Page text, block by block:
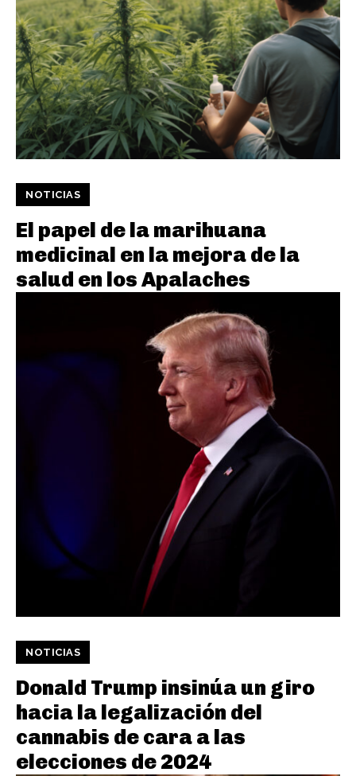
NOTICIAS
El papel de la marihuana
medicinal en la mejora de la
salud en los Apalaches
NOTICIAS
Donald Trump insinúa un giro
hacia la legalización del
cannabis de cara a las
elecciones de 2024